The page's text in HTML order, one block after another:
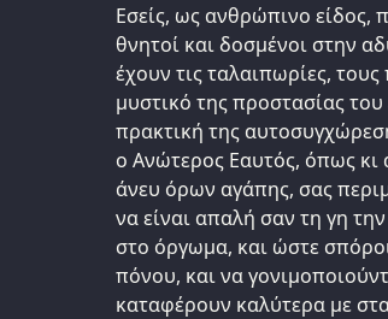
Εσείς, ως ανθρώπινο είδος,
θνητοί και δοσμένοι στην
έχουν τις ταλαιπωρίες,
μυστικό της προστασίας
πρακτική της
ο Ανώτερος Εαυτός, όπως κι
άνευ όρων αγάπης, σας
να είναι απαλή σαν τη γη
στο όργωμα, και ώστε
πόνου, και να
καταφέρουν καλύτερα με